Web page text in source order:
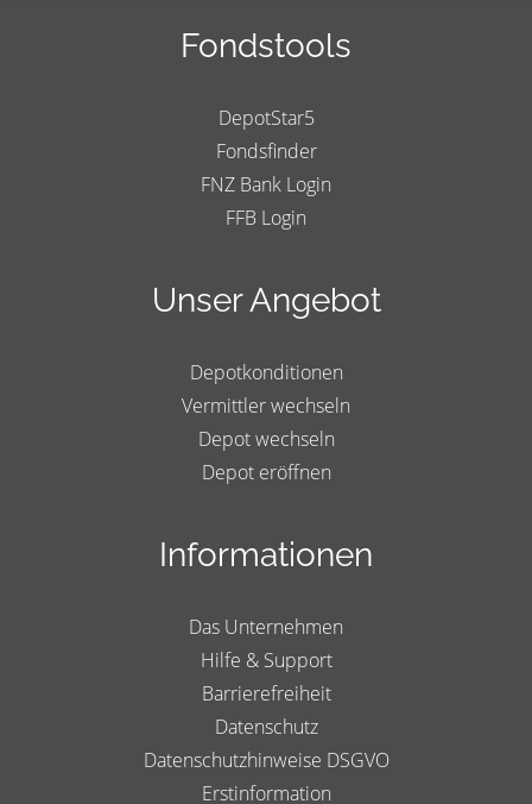
Fondstools
DepotStar5
Fondsfinder
FNZ Bank Login
FFB Login
Unser Angebot
Depotkonditionen
Vermittler wechseln
Depot wechseln
Depot eröffnen
Informationen
Das Unternehmen
Hilfe & Support
Barrierefreiheit
Datenschutz
Datenschutzhinweise DSGVO
Erstinformation